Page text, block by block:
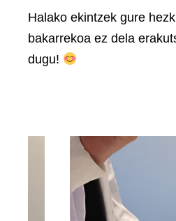
Halako ekintzek gure
bakarrekoa ez dela
dugu!